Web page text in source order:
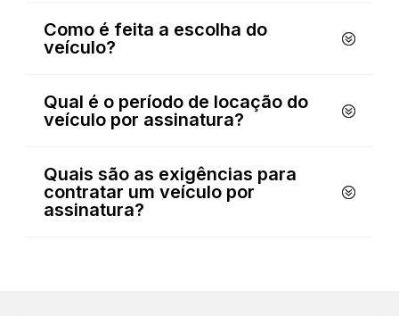
Como é feita a escolha do
veículo?
Qual é o período de locação do
veículo por assinatura?
Quais são as exigências para
contratar um veículo por
assinatura?